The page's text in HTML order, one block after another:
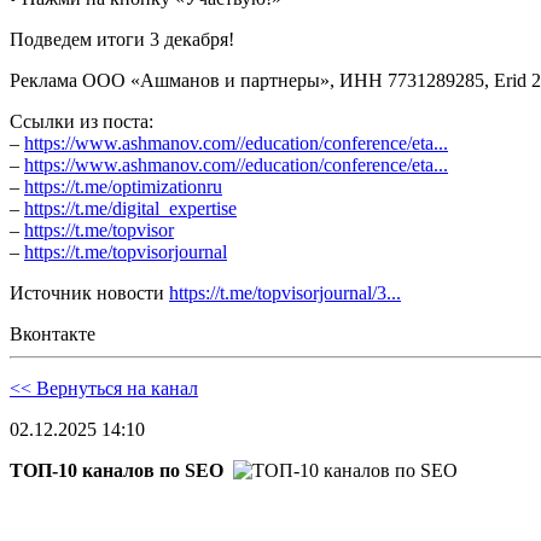
Подведем итоги 3 декабря!
Реклама ООО «Ашманов и партнеры», ИНН 7731289285, Erid
Ссылки из поста:
– https://www.ashmanov.com//education/conference/eta...
– https://www.ashmanov.com//education/conference/eta...
– https://t.me/optimizationru
– https://t.me/digital_expertise
– https://t.me/topvisor
– https://t.me/topvisorjournal
Источник новости https://t.me/topvisorjournal/3...
Вконтакте
<< Вернуться на канал
02.12.2025 14:10
ТОП-10 каналов по SEO